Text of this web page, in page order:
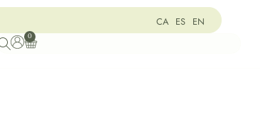
CA ES EN
0